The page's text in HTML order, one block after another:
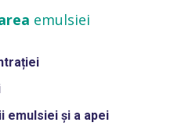
emulsiei
emulsiei și a apei